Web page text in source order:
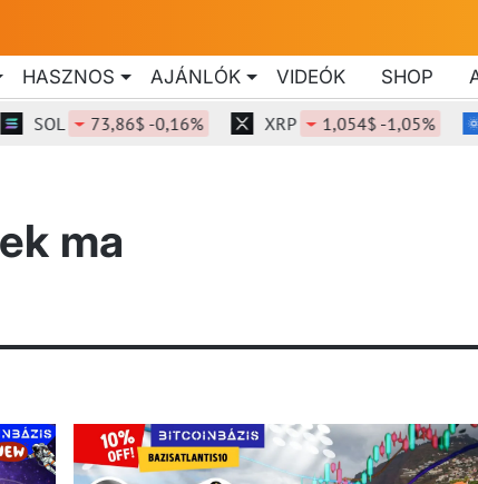
HASZNOS AJÁNLÓK VIDEÓK SHOP
SOL 73,86$ -0,16% XRP 1,054$ -1,05%
ma